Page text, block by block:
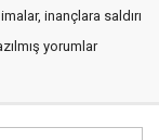
inançlara saldırı
yorumlar